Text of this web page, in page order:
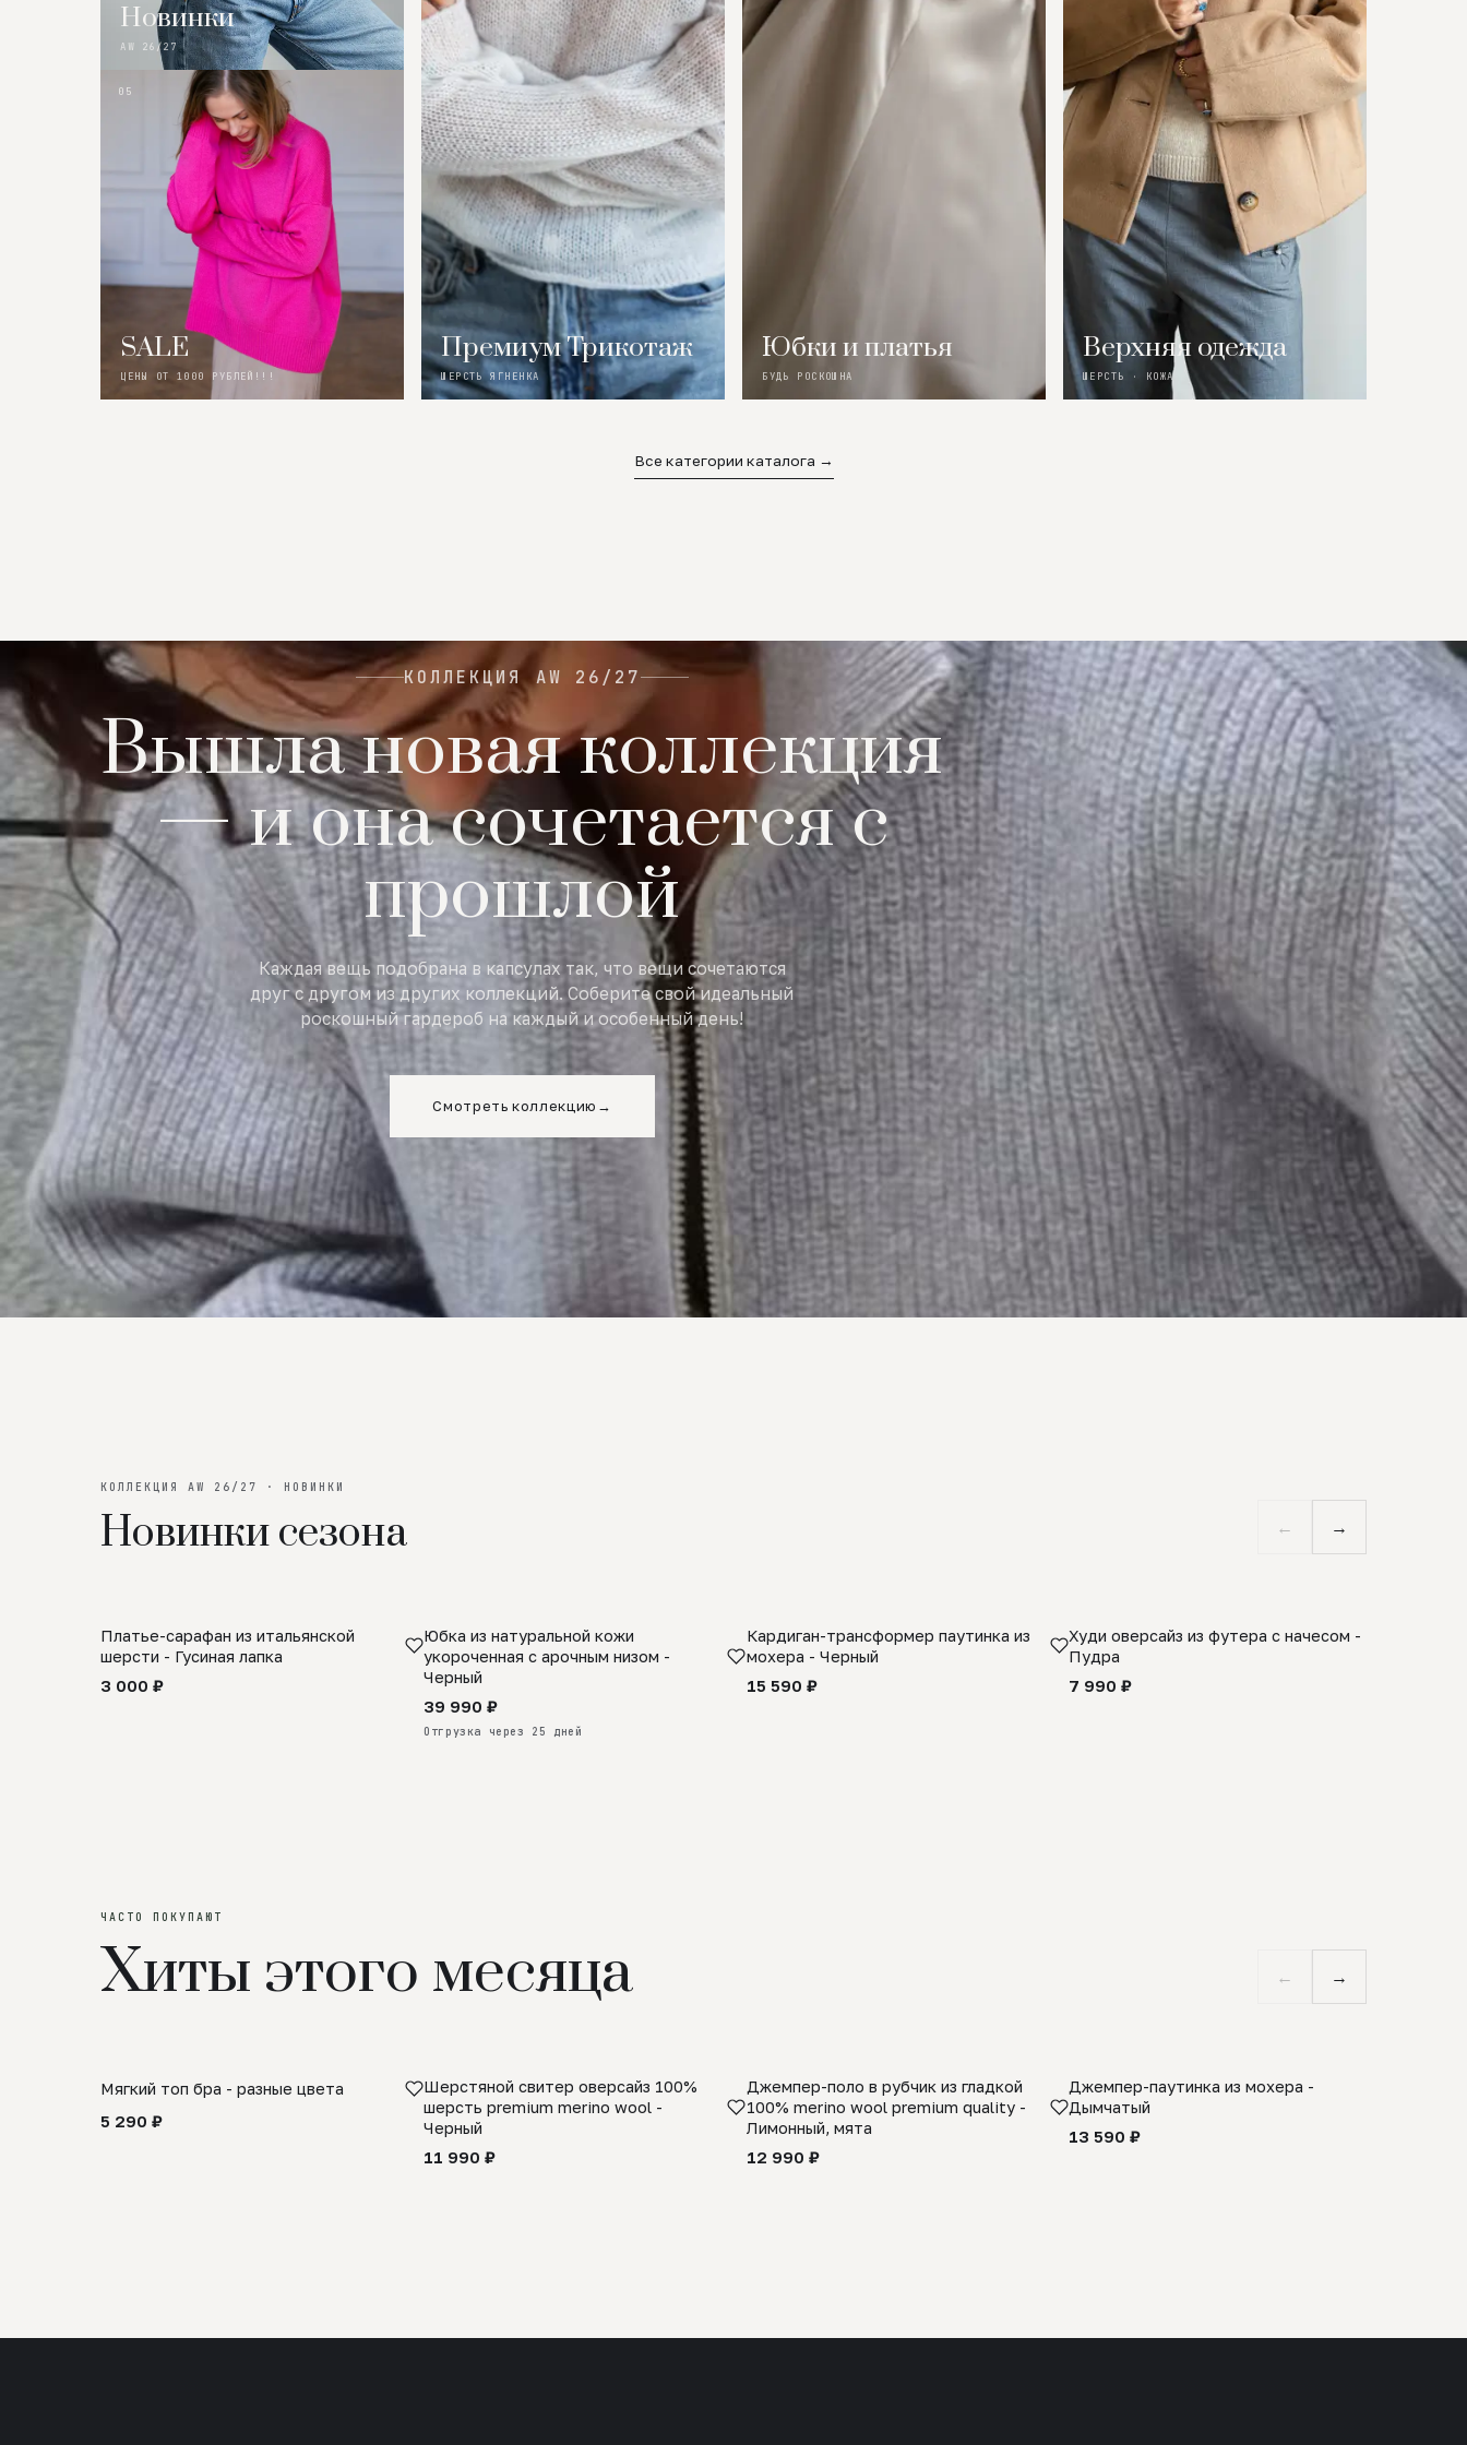
Новинки
AW 26/27
05
SALE
ЦЕНЫ ОТ 1000 РУБЛЕЙ!!!
Премиум Трикотаж
ШЕРСТЬ ЯГНЕНКА
Юбки и платья
БУДЬ РОСКОШНА
Верхняя одежда
ШЕРСТЬ · КОЖА
Все категории каталога →
КОЛЛЕКЦИЯ AW 26/27
Вышла новая коллекция
— и она сочетается с
прошлой
Каждая вещь подобрана в капсулах так, что вещи сочетаются
друг с другом из других коллекций. Соберите свой идеальный
роскошный гардероб на каждый и особенный день!
Смотреть коллекцию →
КОЛЛЕКЦИЯ AW 26/27 · НОВИНКИ
Новинки сезона ← →
SALE
Платье-сарафан из итальянской
шерсти - Гусиная лапка
3 000 ₽
ПРЕДЗАКАЗ
Юбка из натуральной кожи
укороченная с арочным низом -
Черный
39 990 ₽
Отгрузка через 25 дней
Кардиган-трансформер паутинка из
мохера - Черный
15 590 ₽
Худи оверсайз из футера с начесом -
Пудра
7 990 ₽
ЧАСТО ПОКУПАЮТ
Хиты этого месяца ← →
Мягкий топ бра - разные цвета
5 290 ₽
Шерстяной свитер оверсайз 100%
шерсть premium merino wool -
Черный
11 990 ₽
Джемпер-поло в рубчик из гладкой
100% merino wool premium quality -
Лимонный, мята
12 990 ₽
Джемпер-паутинка из мохера -
Дымчатый
13 590 ₽